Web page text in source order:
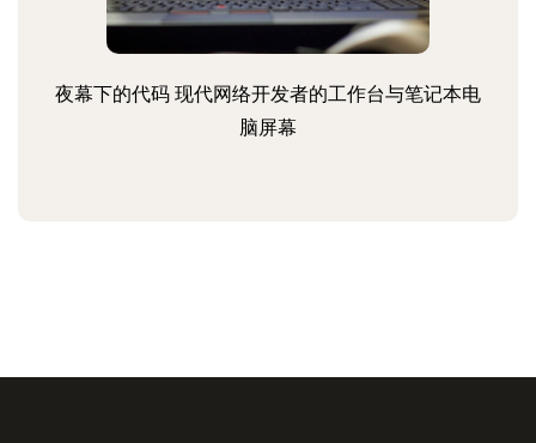
夜幕下的代码 现代网络开发者的工作台与笔记本电
脑屏幕